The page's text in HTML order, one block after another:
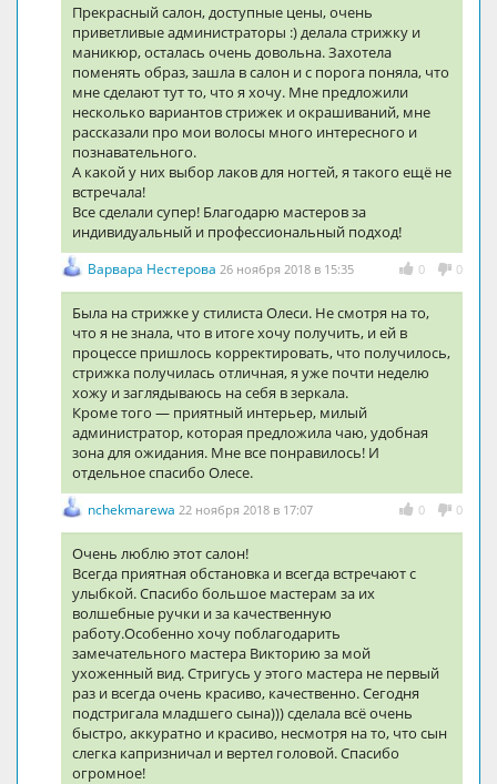
Прекрасный салон, доступные цены, очень
приветливые администраторы :) делала стрижку и
маникюр, осталась очень довольна. Захотела
поменять образ, зашла в салон и с порога поняла, что
мне сделают тут то, что я хочу. Мне предложили
несколько вариантов стрижек и окрашиваний, мне
рассказали про мои волосы много интересного и
познавательного.
А какой у них выбор лаков для ногтей, я такого ещё не
встречала!
Все сделали супер! Благодарю мастеров за
индивидуальный и профессиональный подход!
0 0
Варвара Нестерова 26 ноября 2018 в 15:35
Была на стрижке у стилиста Олеси. Не смотря на то,
что я не знала, что в итоге хочу получить, и ей в
процессе пришлось корректировать, что получилось,
стрижка получилась отличная, я уже почти неделю
хожу и заглядываюсь на себя в зеркала.
Кроме того — приятный интерьер, милый
администратор, которая предложила чаю, удобная
зона для ожидания. Мне все понравилось! И
отдельное спасибо Олесе.
0 0
nchekmarewa 22 ноября 2018 в 17:07
Очень люблю этот салон!
Всегда приятная обстановка и всегда встречают с
улыбкой. Спасибо большое мастерам за их
волшебные ручки и за качественную
работу.Особенно хочу поблагодарить
замечательного мастера Викторию за мой
ухоженный вид. Стригусь у этого мастера не первый
раз и всегда очень красиво, качественно. Сегодня
подстригала младшего сына))) сделала всё очень
быстро, аккуратно и красиво, несмотря на то, что сын
слегка капризничал и вертел головой. Спасибо
огромное!